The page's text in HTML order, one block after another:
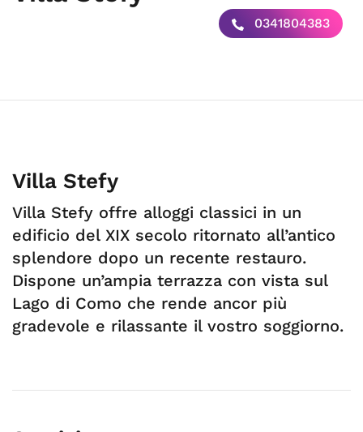
0341804383
Villa Stefy
Villa Stefy offre alloggi classici in un
edificio del XIX secolo ritornato all’antico
splendore dopo un recente restauro.
Dispone un’ampia terrazza con vista sul
Lago di Como che rende ancor più
gradevole e rilassante il vostro soggiorno.